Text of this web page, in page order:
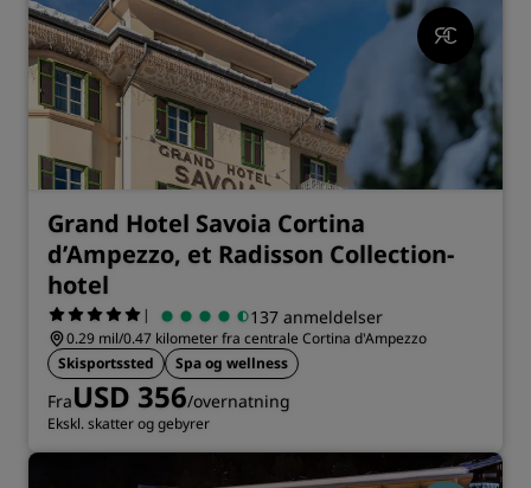
Grand Hotel Savoia Cortina
d’Ampezzo, et Radisson Collection-
hotel
| 137 anmeldelser
0.29 mil/0.47 kilometer fra centrale Cortina d'Ampezzo
Skisportssted
Spa og wellness
FraUSD 356/overnatning
Ekskl. skatter og gebyrer